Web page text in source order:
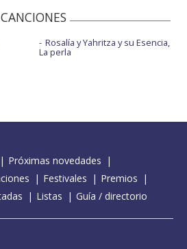
CANCIONES
Rosalía y Yahritza y su Esencia,
La perla
Próximas novedades
Festivales
Premios
Listas Guía / directorio